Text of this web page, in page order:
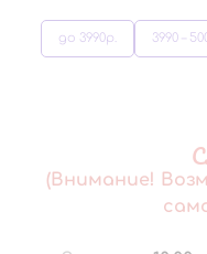
до 3990р. 3990 –
(Внимание!